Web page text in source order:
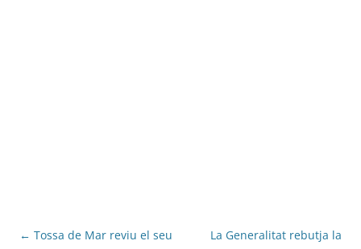
Navegació
← Tossa de Mar reviu el seu
La Generalitat rebutja la